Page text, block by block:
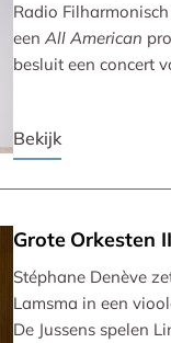
Radio
een All American
besluit een concert
Bekijk
Grote Orkesten II
Stéphane Denève
Lamsma in een
De Jussens spelen